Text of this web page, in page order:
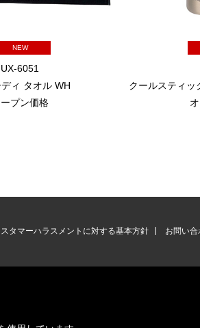
NEW
UX-6051
ィ タオル WH
プン価格
クールスティッ
タマーハラスメントに対する基本方針
お問い合